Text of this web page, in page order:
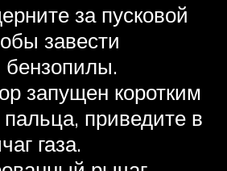
за пусковой
завести
бензопилы.
запущен коротким
приведите в
газа.